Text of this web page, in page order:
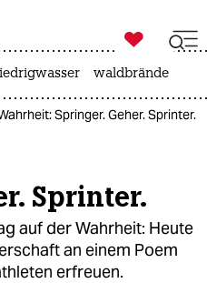
ich

taz zahl ich
waldbrände
Springer. Geher. Sprinter.
Sprinter.
auf der Wahrheit: Heute
an einem Poem
erfreuen.